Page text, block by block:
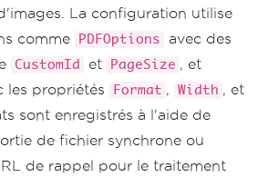
La configuration utilise
comme
PDFOptions
avec des
CustomId et PageSize , et
les propriétés Format , Width , et
sont enregistrés à l'aide de
de fichier synchrone ou
de rappel pour le traitement